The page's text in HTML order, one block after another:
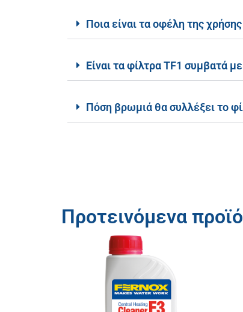
Ποια είναι τα οφέλη της
Είναι τα φίλτρα TF1 συμβατά
Πόση βρωμιά θα συλλέξει το
Προτεινόμενα